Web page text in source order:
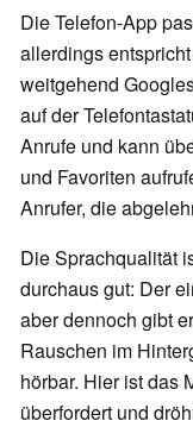
Die Telefon-App
allerdings
weitgehend
auf der
Anrufe und kann
und Favoriten
Anrufer, die
Die Sprachqualität
durchaus gut: Der
aber dennoch gibt
Rauschen im
hörbar. Hier ist das
überfordert und